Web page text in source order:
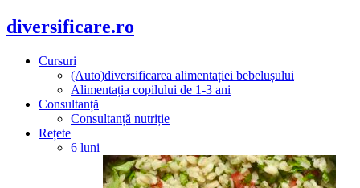
diversificare.ro
Cursuri
(Auto)diversificarea alimentației bebelușului
Alimentația copilului de 1-3 ani
Consultanță
Consultanță nutriție
Rețete
6 luni